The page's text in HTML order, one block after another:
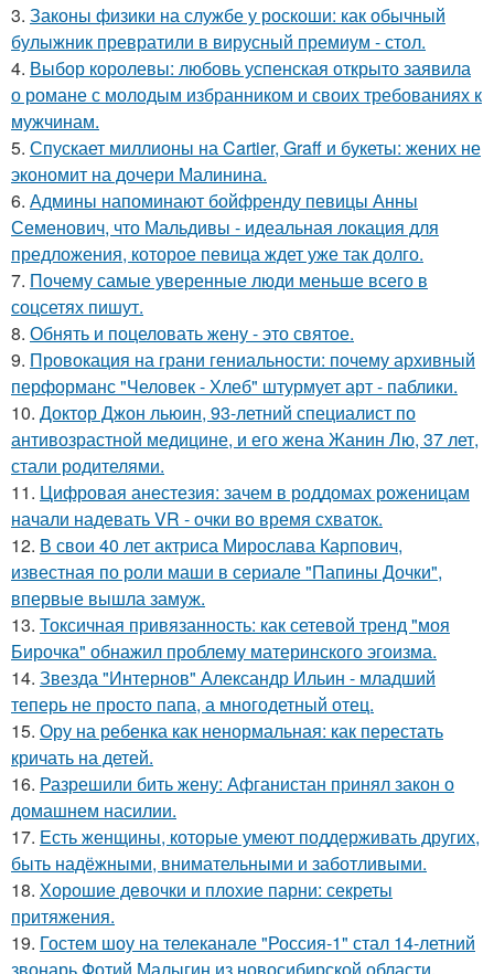
3. Законы физики на службе у роскоши: как обычный
булыжник превратили в вирусный премиум - стол.
4. Выбор королевы: любовь успенская открыто заявила
о романе с молодым избранником и своих требованиях к
мужчинам.
5. Спускает миллионы на Cartier, Graff и букеты: жених не
экономит на дочери Малинина.
6. Админы напоминают бойфренду певицы Анны
Семенович, что Мальдивы - идеальная локация для
предложения, которое певица ждет уже так долго.
7. Почему самые уверенные люди меньше всего в
соцсетях пишут.
8. Обнять и поцеловать жену - это святое.
9. Провокация на грани гениальности: почему архивный
перформанс "Человек - Хлеб" штурмует арт - паблики.
10. Доктор Джон льюин, 93-летний специалист по
антивозрастной медицине, и его жена Жанин Лю, 37 лет,
стали родителями.
11. Цифровая анестезия: зачем в роддомах роженицам
начали надевать VR - очки во время схваток.
12. В свои 40 лет актриса Мирослава Карпович,
известная по роли маши в сериале "Папины Дочки",
впервые вышла замуж.
13. Токсичная привязанность: как сетевой тренд "моя
Бирочка" обнажил проблему материнского эгоизма.
14. Звезда "Интернов" Александр Ильин - младший
теперь не просто папа, а многодетный отец.
15. Ору на ребенка как ненормальная: как перестать
кричать на детей.
16. Разрешили бить жену: Афганистан принял закон о
домашнем насилии.
17. Есть женщины, которые умеют поддерживать других,
быть надёжными, внимательными и заботливыми.
18. Хорошие девочки и плохие парни: секреты
притяжения.
19. Гостем шоу на телеканале "Россия-1" стал 14-летний